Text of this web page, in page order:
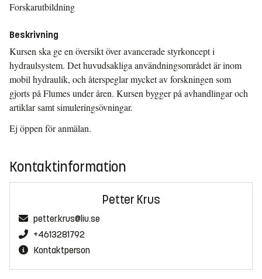
Forskarutbildning
Beskrivning
Kursen ska ge en översikt över avancerade styrkoncept i
hydraulsystem. Det huvudsakliga användningsområdet är inom
mobil hydraulik, och återspeglar mycket av forskningen som
gjorts på Flumes under åren. Kursen bygger på avhandlingar och
artiklar samt simuleringsövningar.
Ej öppen för anmälan.
Kontaktinformation
Petter Krus
petter.krus@liu.se
+4613281792
Kontaktperson